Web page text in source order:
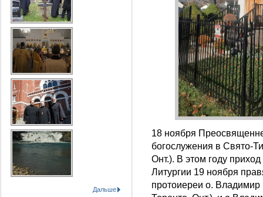
18 ноября
богослужения в Свято-
Онт.). В этом году
Литургии 19 ноября
протоиереи о.
Дальше